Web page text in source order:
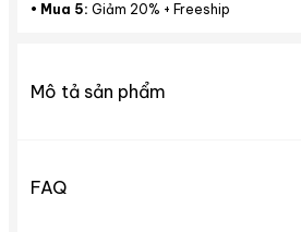
• Mua 5: Giảm 20% + Freeship
Mô tả sản phẩm
FAQ